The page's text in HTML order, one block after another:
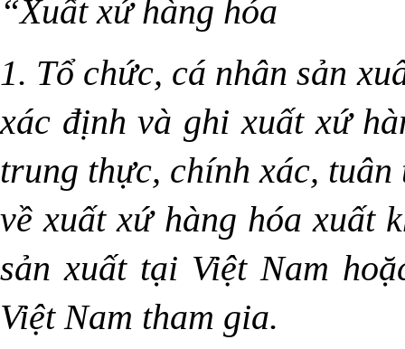
“Xuất xứ hàng hóa
1. Tổ chức, cá nhân sản
xác định và ghi xuất xứ
trung thực, chính xác,
về xuất xứ hàng hóa xuất
sản xuất tại Việt Nam
Việt Nam tham gia.